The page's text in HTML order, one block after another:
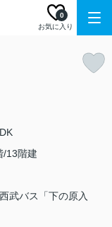
お気に入り
0
/13階建
武バス「下の原入